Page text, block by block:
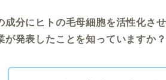
成分にヒトの毛母細胞を活性化さ
が発表したことを知っていますか？